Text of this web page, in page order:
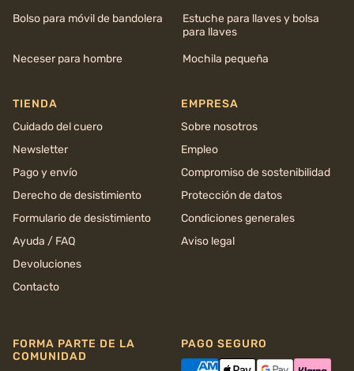
Bolso para móvil de bandolera
Estuche para llaves y bolsa
para llaves
Neceser para hombre
Mochila pequeña
TIENDA
Cuidado del cuero
Newsletter
Pago y envío
Derecho de desistimiento
Formulario de desistimiento
Ayuda / FAQ
Devoluciones
Contacto
EMPRESA
Sobre nosotros
Empleo
Compromiso de sostenibilidad
Protección de datos
Condiciones generales
Aviso legal
FORMA PARTE DE LA
COMUNIDAD
PAGO SEGURO